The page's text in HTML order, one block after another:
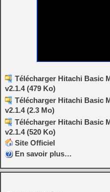
Télécharger Hitachi Basic
v2.1.4 (479 Ko)
Télécharger Hitachi Basic
v2.1.4 (2.3 Mo)
Télécharger Hitachi Basic
v2.1.4 (520 Ko)
Site Officiel
En savoir plus…